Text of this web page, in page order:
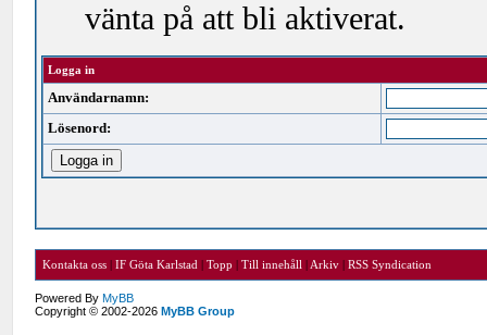
vänta på att bli aktiverat.
Logga in
Användarnamn:
Lösenord:
Kontakta oss |IF Göta Karlstad |Topp |Till innehåll | Arkiv |RSS Syndication
Powered ByMyBB
Copyright © 2002-2026MyBB Group